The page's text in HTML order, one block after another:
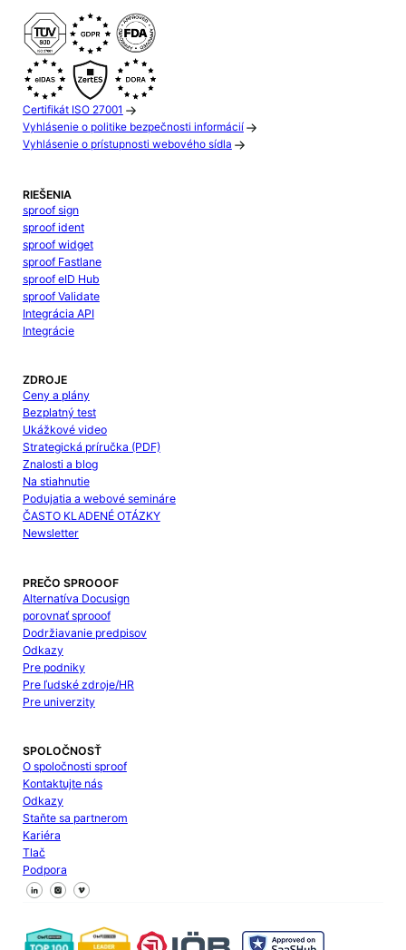
Certifikát ISO 27001
Vyhlásenie o politike bezpečnosti informácií
Vyhlásenie o prístupnosti webového sídla
RIEŠENIA
sproof sign
sproof ident
sproof widget
sproof Fastlane
sproof eID Hub
sproof Validate
Integrácia API
Integrácie
ZDROJE
Ceny a plány
Bezplatný test
Ukážkové video
Strategická príručka (PDF)
Znalosti a blog
Na stiahnutie
Podujatia a webové semináre
ČASTO KLADENÉ OTÁZKY
Newsletter
PREČO SPROOOF
Alternatíva Docusign
porovnať sprooof
Dodržiavanie predpisov
Odkazy
Pre podniky
Pre ľudské zdroje/HR
Pre univerzity
SPOLOČNOSŤ
O spoločnosti sproof
Kontaktujte nás
Odkazy
Staňte sa partnerom
Kariéra
Tlač
Podpora
Sledujte nás na Facebooku
Sledujte nás na X
Sledujte nás na LinkedIn